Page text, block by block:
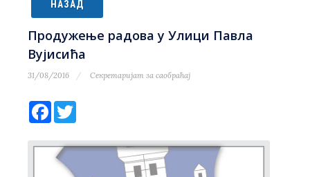
НАЗАД
Продужење радова у Улици Павла
Вујисића
31/08/2016 Секретаријат за саобраћај
Facebook